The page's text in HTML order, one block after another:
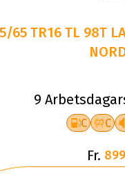
65 TR16 TL 98T
9
C C
Fr.